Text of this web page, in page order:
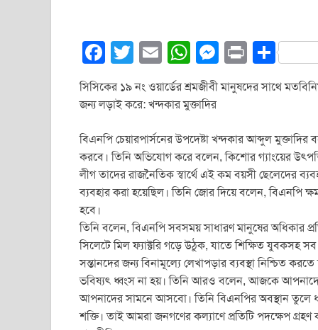
F
c
b
o
o
T
tt
E
m
ail
W
h
at
A
p
p
M
e
ss
n
g
er
Pr
t
S
h
ar
সিসিকের ১৯ নং ওয়ার্ডের শ্রমজীবী মানুষদের সাথে
জন্য লড়াই করে: খন্দকার মুক্তাদির
বিএনপি চেয়ারপার্সনের উপদেষ্টা খন্দকার আব্দুল
করবে। তিনি অভিযোগ করে বলেন, কিশোর গ্যাংয়ের
লীগ তাদের রাজনৈতিক স্বার্থে এই কম বয়সী ছেলেদের
ব্যবহার করা হয়েছিল। তিনি জোর দিয়ে বলেন, বিএনপি
হবে।
তিনি বলেন, বিএনপি সবসময় সাধারণ মানুষের অধিকার
সিলেটে মিল ফ্যাক্টরি গড়ে উঠুক, যাতে শিক্ষিত যুবকসহ সব
সন্তানদের জন্য বিনামূল্যে লেখাপড়ার ব্যবস্থা নিশ্চিত
ভবিষ্যৎ ধ্বংস না হয়। তিনি আরও বলেন, আজকে
আপনাদের সামনে আসবো। তিনি বিএনপির অবস্থান তুলে
শক্তি। তাই আমরা জনগণের কল্যাণে প্রতিটি পদক্ষেপ